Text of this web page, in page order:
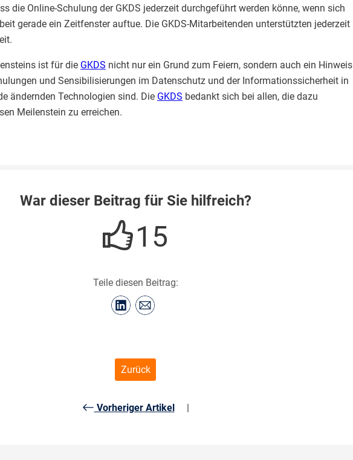
die Online-Schulung der GKDS jederzeit durchgeführt werden könne, wenn sich
gerade ein Zeitfenster auftue. Die GKDS-Mitarbeitenden unterstützten jederzeit
ist für die GKDS nicht nur ein Grund zum Feiern, sondern auch ein Hinweis
und Sensibilisierungen im Datenschutz und der Informationssicherheit in
ändernden Technologien sind. Die GKDS bedankt sich bei allen, die dazu
Meilenstein zu erreichen.
War dieser Beitrag für Sie hilfreich?
15
Teile diesen Beitrag:
Zurück
Vorheriger Artikel |